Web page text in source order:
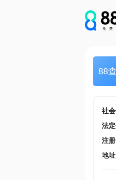
88查
社
法
注
地址